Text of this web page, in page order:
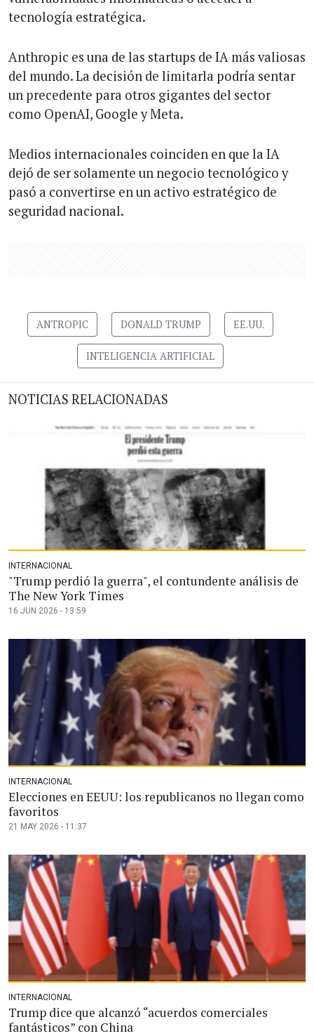
tecnología estratégica.
Anthropic es una de las startups de IA más valiosas
del mundo. La decisión de limitarla podría sentar
un precedente para otros gigantes del sector
como OpenAI, Google y Meta.
Medios internacionales coinciden en que la IA
dejó de ser solamente un negocio tecnológico y
pasó a convertirse en un activo estratégico de
seguridad nacional.
ANTROPIC DONALD TRUMP EE.UU.
INTELIGENCIA ARTIFICIAL
NOTICIAS RELACIONADAS
INTERNACIONAL
"Trump perdió la guerra", el contundente análisis de
The New York Times
16 JUN 2026 - 13:59
INTERNACIONAL
Elecciones en EEUU: los republicanos no llegan como
favoritos
21 MAY 2026 - 11:37
INTERNACIONAL
Trump dice que alcanzó “acuerdos comerciales
fantásticos” con China